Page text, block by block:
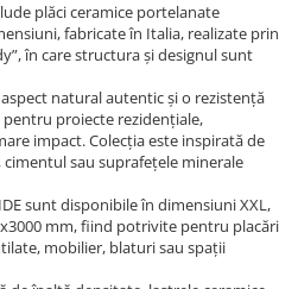
plăci ceramice portelanate
fabricate în Italia, realizate prin
în care structura și designul sunt
natural autentic și o rezistență
proiecte rezidențiale,
impact. Colecția este inspirată de
sau suprafețele minerale
sunt disponibile în dimensiuni XXL,
mm, fiind potrivite pentru placări
mobilier, blaturi sau spații